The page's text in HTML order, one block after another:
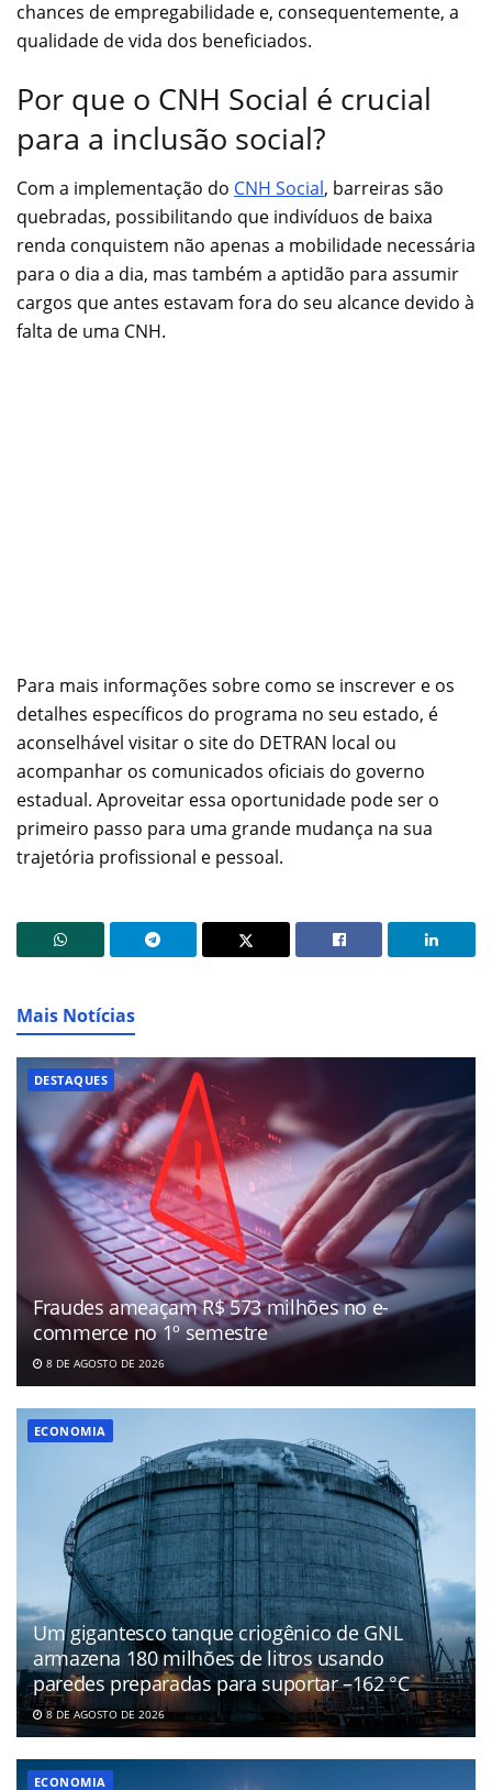
chances de empregabilidade e, consequentemente, a
qualidade de vida dos beneficiados.
Por que o CNH Social é crucial
para a inclusão social?
Com a implementação do CNH Social, barreiras são
quebradas, possibilitando que indivíduos de baixa
renda conquistem não apenas a mobilidade necessária
para o dia a dia, mas também a aptidão para assumir
cargos que antes estavam fora do seu alcance devido à
falta de uma CNH.
Para mais informações sobre como se inscrever e os
detalhes específicos do programa no seu estado, é
aconselhável visitar o site do DETRAN local ou
acompanhar os comunicados oficiais do governo
estadual. Aproveitar essa oportunidade pode ser o
primeiro passo para uma grande mudança na sua
trajetória profissional e pessoal.
Mais Notícias
DESTAQUES
Fraudes ameaçam R$ 573 milhões no e-
commerce no 1º semestre
8 DE AGOSTO DE 2026
ECONOMIA
Um gigantesco tanque criogênico de GNL
armazena 180 milhões de litros usando
paredes preparadas para suportar –162 °C
8 DE AGOSTO DE 2026
ECONOMIA